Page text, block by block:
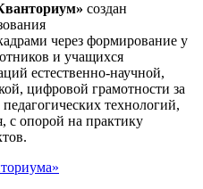
создан
через формирование у
и учащихся
естественно-научной,
цифровой грамотности за
технологий,
с опорой на практику